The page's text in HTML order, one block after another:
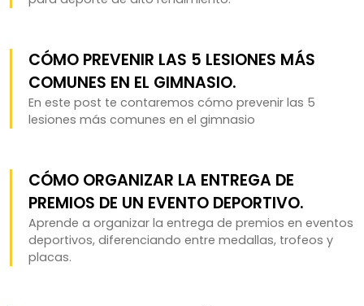
CÓMO PREVENIR LAS 5 LESIONES MÁS
COMUNES EN EL GIMNASIO.
En este post te contaremos cómo prevenir las 5
lesiones más comunes en el gimnasio
CÓMO ORGANIZAR LA ENTREGA DE
PREMIOS DE UN EVENTO DEPORTIVO.
Aprende a organizar la entrega de premios en eventos
deportivos, diferenciando entre medallas, trofeos y
placas.